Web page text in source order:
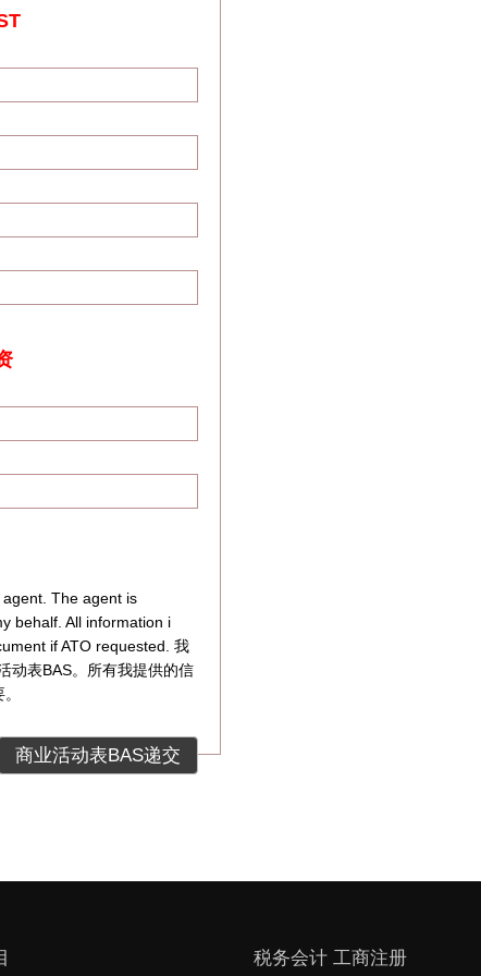
The agent is
behalf. All information i
if ATO requested. 我
动表BAS。所有我提供的信
税务会计 工商注册